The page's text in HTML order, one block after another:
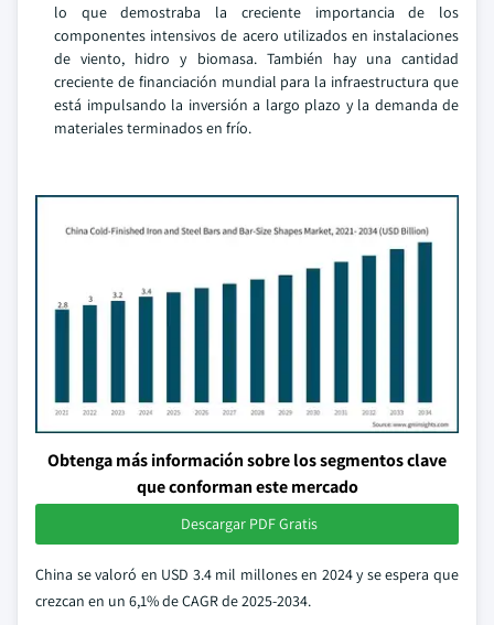
lo que demostraba la creciente importancia de los
componentes intensivos de acero utilizados en instalaciones
de viento, hidro y biomasa. También hay una cantidad
creciente de financiación mundial para la infraestructura que
está impulsando la inversión a largo plazo y la demanda de
materiales terminados en frío.
Obtenga más información sobre los segmentos clave
que conforman este mercado
Descargar PDF Gratis
China se valoró en USD 3.4 mil millones en 2024 y se espera que
crezcan en un 6,1% de CAGR de 2025-2034.